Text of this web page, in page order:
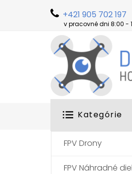
+421 905 702 197
v pracovné dni 8:00 -
Kategórie
FPV Drony
FPV Náhradné